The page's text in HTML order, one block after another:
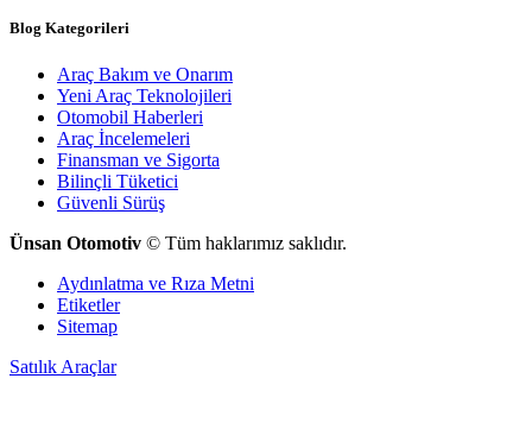
Blog Kategorileri
Araç Bakım ve Onarım
Yeni Araç Teknolojileri
Otomobil Haberleri
Araç İncelemeleri
Finansman ve Sigorta
Bilinçli Tüketici
Güvenli Sürüş
Ünsan Otomotiv © Tüm haklarımız saklıdır.
Aydınlatma ve Rıza Metni
Etiketler
Sitemap
Satılık Araçlar